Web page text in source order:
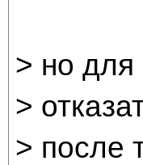
> но для
>
> после